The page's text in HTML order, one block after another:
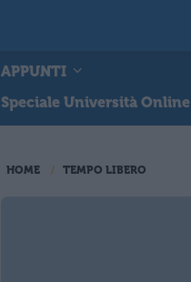
APPUNTI
Speciale Università Online
HOME TEMPO LIBERO